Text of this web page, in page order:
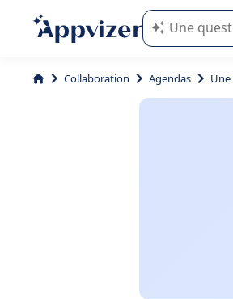
L'IA de
Collaboration Agendas